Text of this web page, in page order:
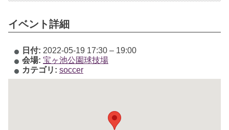
イベント詳細
日付: 2022-05-19 17:30– 19:00
会場: 宝ヶ池公園球技場
カテゴリ: soccer